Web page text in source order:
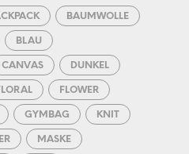
BAUMWOLLE
BLAU
CANVAS DUNKEL
FLOWER
GYMBAG KNIT
MASKE